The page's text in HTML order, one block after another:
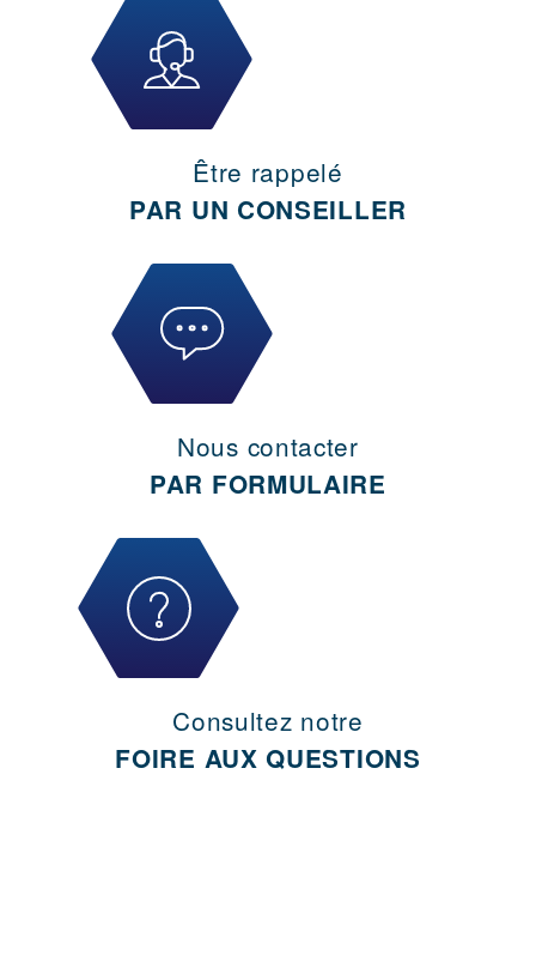
Être rappelé
PAR UN CONSEILLER
Nous contacter
PAR FORMULAIRE
Consultez notre
FOIRE AUX QUESTIONS